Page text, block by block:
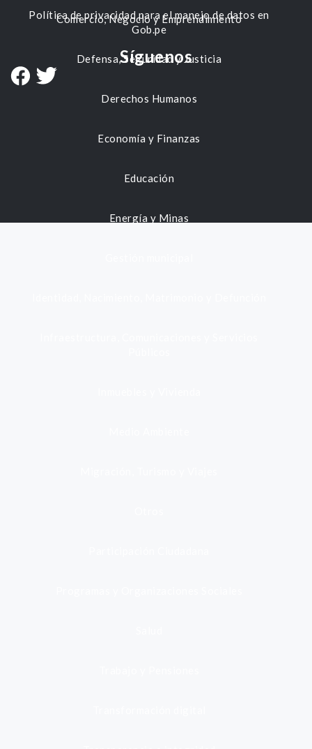
Comercio, Negocio y Emprendimiento
Defensa, Seguridad y Justicia
Derechos Humanos
Economía y Finanzas
Educación
Energía y Minas
Política de privacidad para el manejo de datos en
Gob.pe
Síguenos